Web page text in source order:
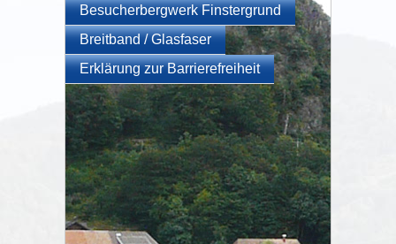
Besucherbergwerk Finstergrund
Breitband / Glasfaser
Erklärung zur Barrierefreiheit